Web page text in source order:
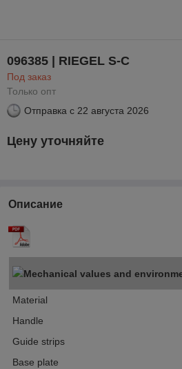
096385 | RIEGEL S-C
Под заказ
Только опт
Отправка с 22 августа 2026
Цену уточняйте
Описание
Mechanical values and
Material
Handle
Guide strips
Base plate